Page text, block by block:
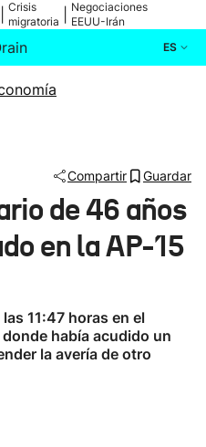
Crisis
migratoria
Negociaciones
EEUU-Irán
ES
Compartir Guardar
de 46 años
en la AP-15
11:47 horas en el
había acudido un
la avería de otro